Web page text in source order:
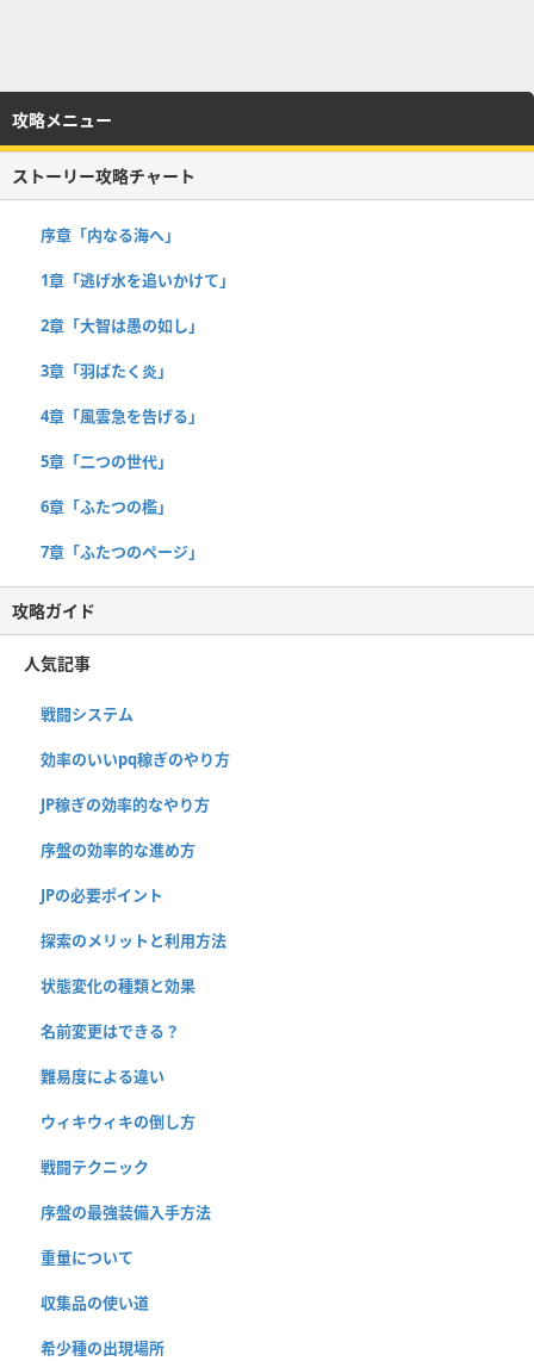
攻略メニュー
ストーリー攻略チャート
序章「内なる海へ」
1章「逃げ水を追いかけて」
2章「大智は愚の如し」
3章「羽ばたく炎」
4章「風雲急を告げる」
5章「二つの世代」
6章「ふたつの檻」
7章「ふたつのページ」
攻略ガイド
人気記事
戦闘システム
効率のいいpq稼ぎのやり方
JP稼ぎの効率的なやり方
序盤の効率的な進め方
JPの必要ポイント
探索のメリットと利用方法
状態変化の種類と効果
名前変更はできる？
難易度による違い
ウィキウィキの倒し方
戦闘テクニック
序盤の最強装備入手方法
重量について
収集品の使い道
希少種の出現場所